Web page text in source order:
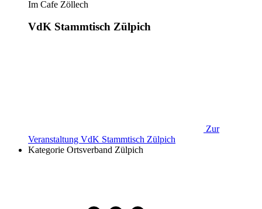
Im Cafe Zöllech
VdK Stammtisch Zülpich
Zur
Veranstaltung VdK Stammtisch Zülpich
Kategorie Ortsverband Zülpich